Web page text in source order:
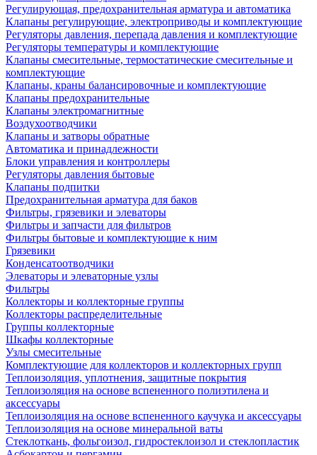
Регулирующая, предохранительная арматура и автоматика
Клапаны регулирующие, электроприводы и комплектующие
Регуляторы давления, перепада давления и комплектующие
Регуляторы температуры и комплектующие
Клапаны смесительные, термостатические смесительные и
комплектующие
Клапаны, краны балансировочные и комплектующие
Клапаны предохранительные
Клапаны электромагнитные
Воздухоотводчики
Клапаны и затворы обратные
Автоматика и принадлежности
Блоки управления и контроллеры
Регуляторы давления бытовые
Клапаны подпитки
Предохранительная арматура для баков
Фильтры, грязевики и элеваторы
Фильтры и запчасти для фильтров
Фильтры бытовые и комплектующие к ним
Грязевики
Конденсатоотводчики
Элеваторы и элеваторные узлы
Фильтры
Коллекторы и коллекторные группы
Коллекторы распределительные
Группы коллекторные
Шкафы коллекторные
Узлы смесительные
Комплектующие для коллекторов и коллекторных групп
Теплоизоляция, уплотнения, защитные покрытия
Теплоизоляция на основе вспененного полиэтилена и
аксессуары
Теплоизоляция на основе вспененного каучука и аксессуары
Теплоизоляция на основе минеральной ваты
Стеклоткань, фольгоизол, гидростеклоизол и стеклопластик